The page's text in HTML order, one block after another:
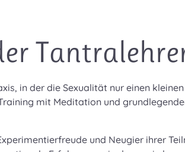
in der die Sexualität nur einen
mit Meditation und
und Neugier ihrer